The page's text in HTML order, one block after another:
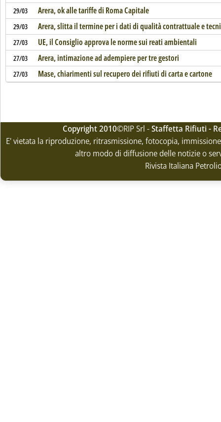
29/03 Arera, ok alle tariffe di Roma Capitale
29/03 Arera, slitta il termine per i dati di qualità contrattuale e
27/03 UE, il Consiglio approva le norme sui reati ambientali
27/03 Arera, intimazione ad adempiere per tre gestori
27/03 Mase, chiarimenti sul recupero dei rifiuti di carta e cartone
Copyright 2010©RIP Srl -Staffetta Rifiuti -
E' vietata la riproduzione, ritrasmissione, fotocopia,
altro modo di diffusione delle notizie o
Rivista Italiana